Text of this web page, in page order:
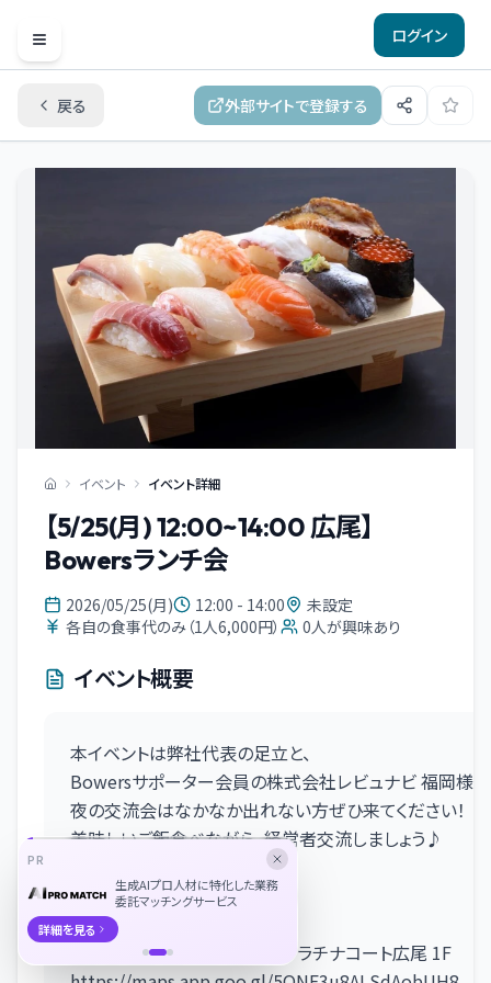
Open menu
ログイン
戻る 外部サイトで登録する
イベント イベント詳細
【5/25(月) 12:00~14:00 広尾】
Bowersランチ会
2026/05/25(月) 12:00 - 14:00
未設定
各自の食事代のみ（1人6,000円）
0人が興味あり
イベント概要
本イベントは弊社代表の足立と、
Bowersサポーター会員の株式会社レビュナビ 福岡様と
夜の交流会はなかなか出れない方ぜひ来てください！
美味しいご飯食べながら、経営者交流しましょう♪
日時： 5/25(月) 12:00〜14:00
会場：鮨南山
東京都港区南麻布4-12-4 プラチナコート広尾 1F
PR
生成AIプロ人材に特化した業務
委託マッチングサービス
詳細を見る